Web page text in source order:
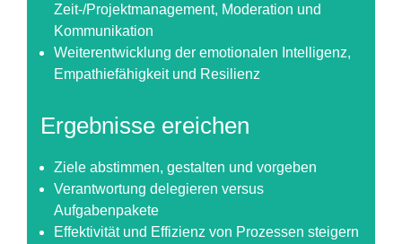
Zeit-/Projektmanagement, Moderation und
Kommunikation
Weiterentwicklung der emotionalen Intelligenz,
Empathiefähigkeit und Resilienz
Ergebnisse ereichen
Ziele abstimmen, gestalten und vorgeben
Verantwortung delegieren versus
Aufgabenpakete
Effektivität und Effizienz von Prozessen steigern